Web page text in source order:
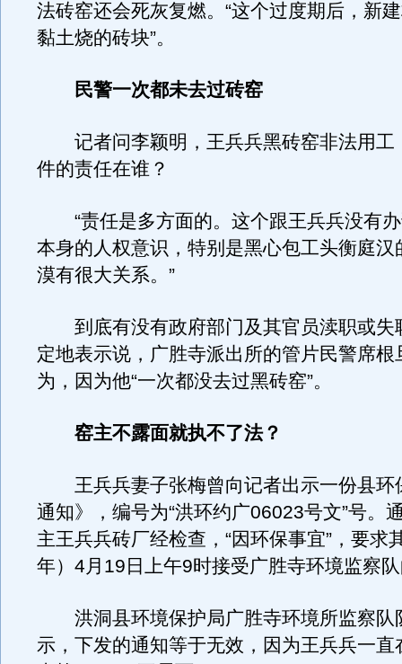
法砖窑还会死灰复燃。“这个过度期后，新
黏土烧的砖块”。
民警一次都未去过砖窑
记者问李颖明，王兵兵黑砖窑非法用工
件的责任在谁？
“责任是多方面的。这个跟王兵兵没有办
本身的人权意识，特别是黑心包工头衡庭汉
漠有很大关系。”
到底有没有政府部门及其官员渎职或失
定地表示说，广胜寺派出所的管片民警席根
为，因为他“一次都没去过黑砖窑”。
窑主不露面就执不了法？
王兵兵妻子张梅曾向记者出示一份县环
通知》，编号为“洪环约广06023号文”号。
主王兵兵砖厂经检查，“因环保事宜”，要求
年）4月19日上午9时接受广胜寺环境监察
洪洞县环境保护局广胜寺环境所监察队
示，下发的通知等于无效，因为王兵兵一直